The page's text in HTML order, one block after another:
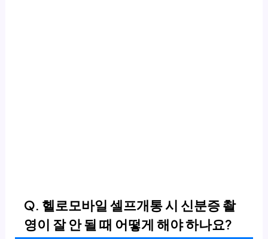
Q. 헬로모바일 셀프개통 시 신분증 촬
영이 잘 안 될 때 어떻게 해야 하나요?